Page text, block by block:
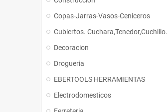
Copas-Jarras-Vasos-Ceniceros
Cubiertos. Cuchara,Tenedor,Cuchillo.
Decoracion
Drogueria
EBERTOOLS HERRAMIENTAS
Electrodomesticos